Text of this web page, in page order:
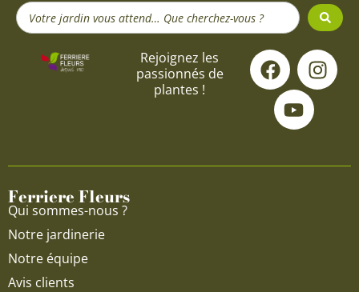
Search
...
Rejoignez les
passionnés de
plantes !
F
a
c
e
o
I
n
s
g
Y
o
u
t
u
b
Ferriere Fleurs
Qui sommes-nous ?
Notre jardinerie
Notre équipe
Avis clients